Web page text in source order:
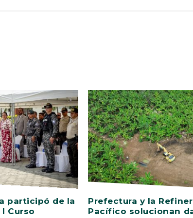
participó de la
Curso
Prefectura y la
Pacífico solucionan